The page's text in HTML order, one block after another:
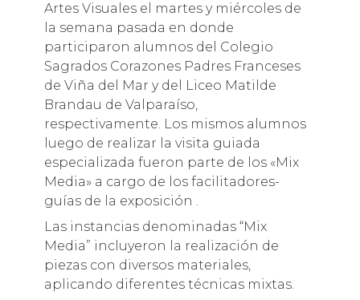
Artes Visuales el martes y miércoles de
la semana pasada en donde
participaron alumnos del Colegio
Sagrados Corazones Padres Franceses
de Viña del Mar y del Liceo Matilde
Brandau de Valparaíso,
respectivamente. Los mismos alumnos
luego de realizar la visita guiada
especializada fueron parte de los «Mix
Media» a cargo de los facilitadores-
guías de la exposición .
Las instancias denominadas “Mix
Media” incluyeron la realización de
piezas con diversos materiales,
aplicando diferentes técnicas mixtas.